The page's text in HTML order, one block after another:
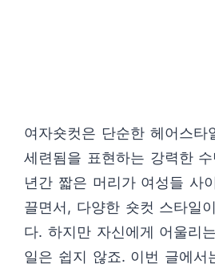
여자숏컷은 단순한 헤어스타
세련됨을 표현하는 강력한
년간 짧은 머리가 여성들 사
끌면서, 다양한 숏컷 스타일
다. 하지만 자신에게 어울리
일은 쉽지 않죠. 이번 글에서